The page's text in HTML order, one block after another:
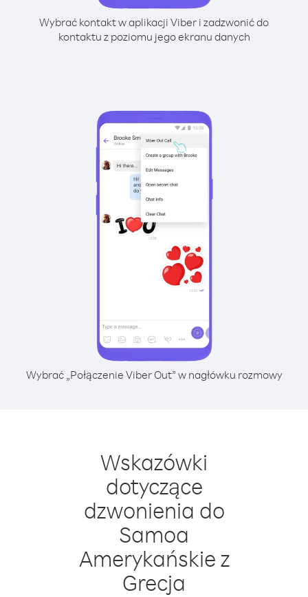
Wybrać kontakt w aplikacji Viber i zadzwonić do
kontaktu z poziomu jego ekranu danych
Wybrać „Połączenie Viber Out” w nagłówku rozmowy
Wskazówki
dotyczące
dzwonienia do
Samoa
Amerykańskie z
Grecja